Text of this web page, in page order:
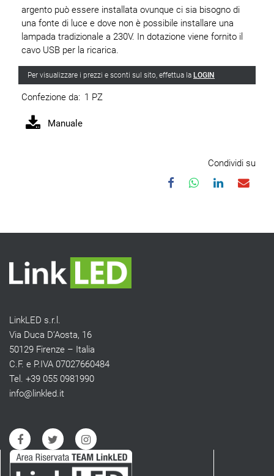
argento può essere installata ovunque ci sia bisogno di
una fonte di luce e dove non è possibile installare una
lampada tradizionale a 230V. In dotazione viene fornito il
cavo USB per la ricarica.
Per visualizzare i prezzi e sconti sul sito, effettua la LOGIN
Confezione da: 1 PZ
Manuale
Condividi su
LinkLED s.r.l.
Via Duca D’Aosta, 16
50129 Firenze – Italia
C.F. e P.IVA 07027660484
Tel. +39 055 0981990
info@linkled.it